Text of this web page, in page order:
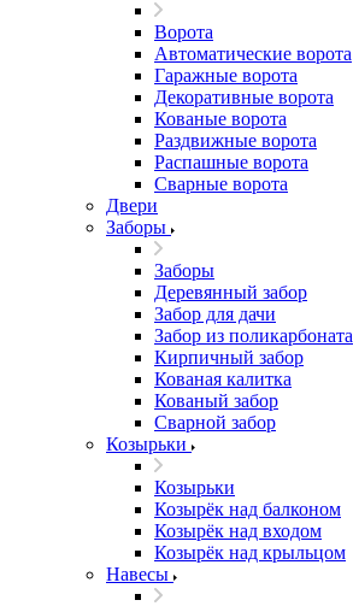
Ворота
Автоматические ворота
Гаражные ворота
Декоративные ворота
Кованые ворота
Раздвижные ворота
Распашные ворота
Сварные ворота
Двери
Заборы
Заборы
Деревянный забор
Забор для дачи
Забор из поликарбоната
Кирпичный забор
Кованая калитка
Кованый забор
Сварной забор
Козырьки
Козырьки
Козырёк над балконом
Козырёк над входом
Козырёк над крыльцом
Навесы